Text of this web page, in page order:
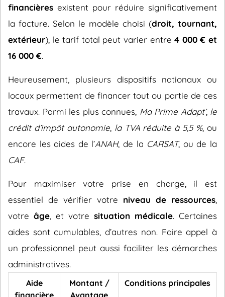
financières existent pour réduire significativement
la facture. Selon le modèle choisi (droit, tournant,
extérieur), le tarif total peut varier entre4 000 € et
16 000 €.
Heureusement, plusieurs dispositifs nationaux ou
locaux permettent de financer tout ou partie de ces
travaux. Parmi les plus connues, Ma Prime Adapt’, le
crédit d’impôt autonomie, la TVA réduite à 5,5 %, ou
encore les aides de l’ANAH, de la CARSAT, ou de la
CAF.
Pour maximiser votre prise en charge, il est
essentiel de vérifier votre niveau de ressources
votre âge , et votre situation médicale. Certaines
aides sont cumulables, d’autres non. Faire appel à
un professionnel peut aussi faciliter les démarches
administratives.
Aide
financière
Montant /
Avantage
Conditions principales